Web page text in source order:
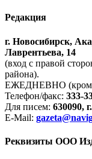
Редакция
г. Новосибирск,
Лаврентьева, 14
(вход с правой
района).
ЕЖЕДНЕВНО (кроме
Телефон/факс: 333-
Для писем: 630090,
E-Mail:
Реквизиты ООО